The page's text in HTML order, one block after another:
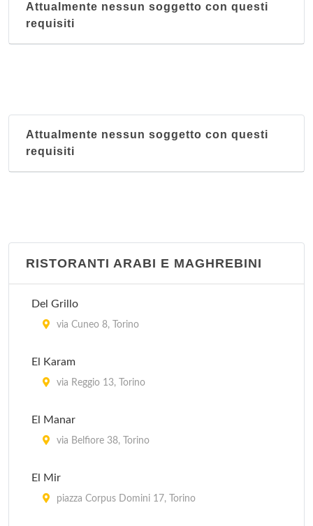
Du cheng
Hang Zhou
corso Francia 278, Torino
Attualmente nessun soggetto con questi
requisiti
Attualmente nessun soggetto con questi
requisiti
RISTORANTI ARABI E MAGHREBINI
Del Grillo
via Cuneo 8, Torino
El Karam
via Reggio 13, Torino
El Manar
via Belfiore 38, Torino
El Mir
piazza Corpus Domini 17, Torino